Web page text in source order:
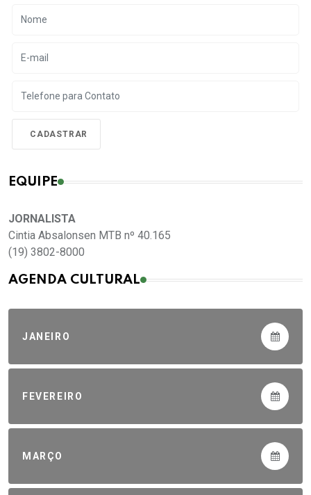
EQUIPE
JORNALISTA
Cintia Absalonsen MTB nº 40.165
(19) 3802-8000
AGENDA CULTURAL
JANEIRO
FEVEREIRO
MARÇO